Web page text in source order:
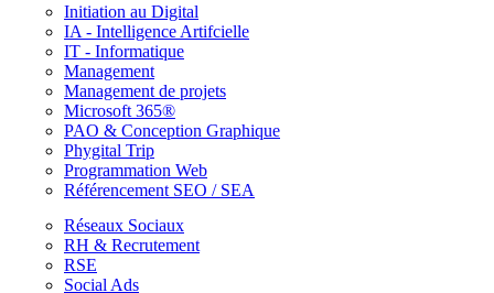
Initiation au Digital
IA - Intelligence Artifcielle
IT - Informatique
Management
Management de projets
Microsoft 365®
PAO & Conception Graphique
Phygital Trip
Programmation Web
Référencement SEO / SEA
Réseaux Sociaux
RH & Recrutement
RSE
Social Ads